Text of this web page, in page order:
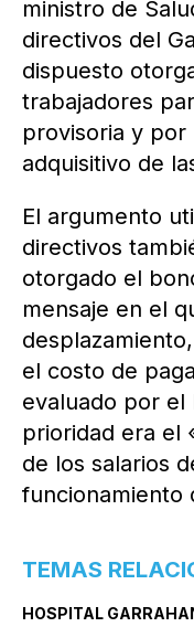
ministro de
directivos del
dispuesto
trabajadores
provisoria y
adquisitivo de
El argumento
directivos
otorgado el
mensaje en el
el costo de
evaluado por el
prioridad era el
de los salarios
funcionamiento
TEMAS
HOSPITAL